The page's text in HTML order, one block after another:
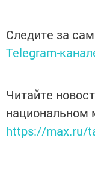
Следите за
Telegram-
Читайте
национальном
https://max.ru/